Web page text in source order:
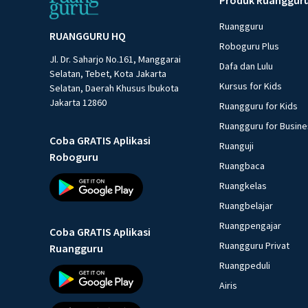
RUANGGURU HQ
Jl. Dr. Saharjo No.161, Manggarai
Selatan, Tebet, Kota Jakarta
Selatan, Daerah Khusus Ibukota
Jakarta 12860
Coba GRATIS Aplikasi
Roboguru
Coba GRATIS Aplikasi
Ruangguru
Ruangguru
Roboguru Plus
Dafa dan Lulu
Kursus for Kids
Ruangguru for Kids
Ruangguru for
Ruanguji
Ruangbaca
Ruangkelas
Ruangbelajar
Ruangpengajar
Ruangguru Privat
Ruangpeduli
Airis